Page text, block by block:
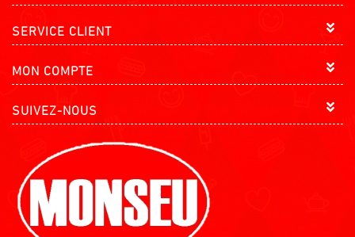
SERVICE CLIENT
MON COMPTE
SUIVEZ-NOUS